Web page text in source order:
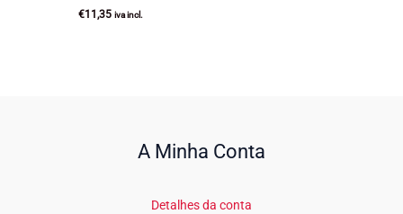
€11,35 iva incl.
A Minha Conta
Detalhes da conta